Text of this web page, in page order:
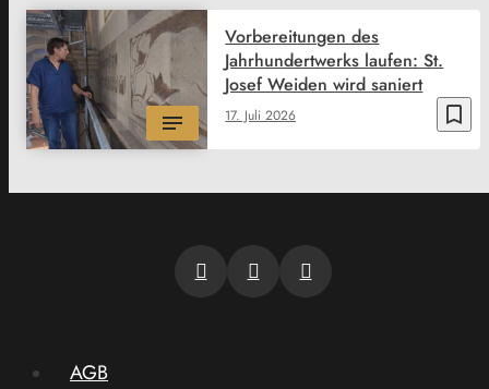
bookmark_border
17. Juli 2026
Vorbereitungen des
Jahrhundertwerks laufen: St.
Josef Weiden wird saniert
AGB